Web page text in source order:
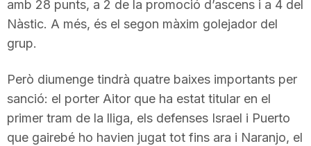
amb 28 punts, a 2 de la promoció d’ascens i a 4 del
Nàstic. A més, és el segon màxim golejador del
grup.
Però diumenge tindrà quatre baixes importants per
sanció: el porter Aitor que ha estat titular en el
primer tram de la lliga, els defenses Israel i Puerto
que gairebé ho havien jugat tot fins ara i Naranjo, el